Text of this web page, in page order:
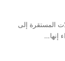
المستقرة إلى